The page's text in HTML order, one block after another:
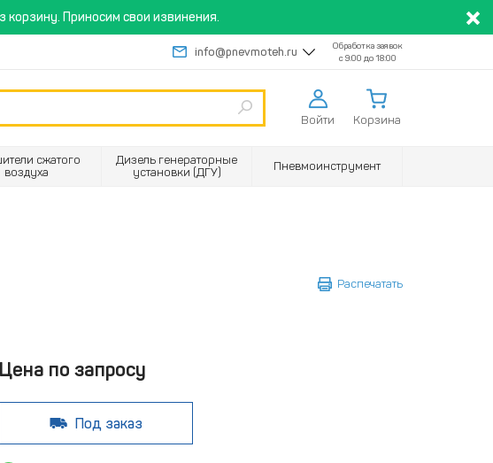
Приносим свои извинения.
info@pnevmoteh.ru
Обработка заявок
с 9:00 до 18:00
Войти Корзина
сжатого
воздуха
Дизель генераторные
установки (ДГУ)
Пневмоинструмент
Распечатать
Цена по запросу
Под заказ